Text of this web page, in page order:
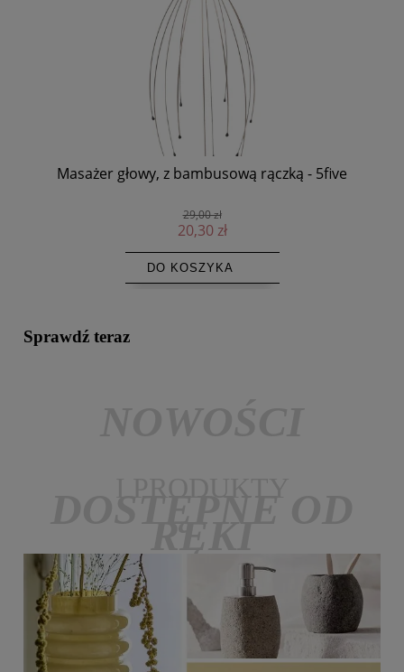
Masażer głowy, z bambusową rączką - 5five
29,00 zł
20,30 zł
DO KOSZYKA
Sprawdź teraz